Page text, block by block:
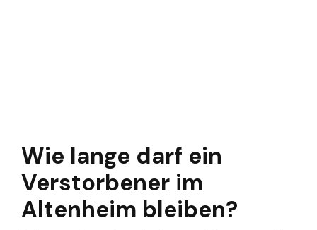
Wie lange darf ein
Verstorbener im
Altenheim bleiben?